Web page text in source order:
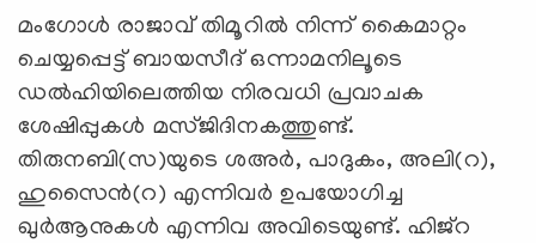
മംഗോൾ രാജാവ് തിമൂറിൽ നിന്ന് കൈമാറ്റം
ചെയ്യപ്പെട്ട് ബായസീദ് ഒന്നാമനിലൂടെ
ഡൽഹിയിലെത്തിയ നിരവധി പ്രവാചക
ശേഷിപ്പുകൾ മസ്ജിദിനകത്തുണ്ട്.
തിരുനബി(സ)യുടെ ശഅർ, പാദുകം, അലി(റ),
ഹുസൈൻ(റ) എന്നിവര്‍ ഉപയോഗിച്ച
ഖുർആനുകൾ എന്നിവ അവിടെയുണ്ട്. ഹിജ്റ